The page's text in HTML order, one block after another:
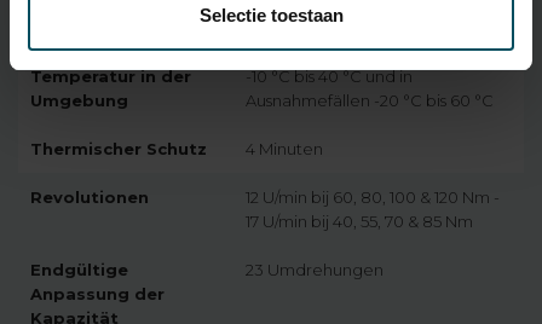
Selectie toestaan
IP44
Temperatur in der
Umgebung
-10 °C bis 40 °C und in
Ausnahmefällen -20 °C bis 60 °C
Thermischer Schutz 4 Minuten
Revolutionen
12 U/min bij 60, 80, 100 & 120 Nm -
17 U/min bij 40, 55, 70 & 85 Nm
Endgültige
Anpassung der
Kapazität
23 Umdrehungen